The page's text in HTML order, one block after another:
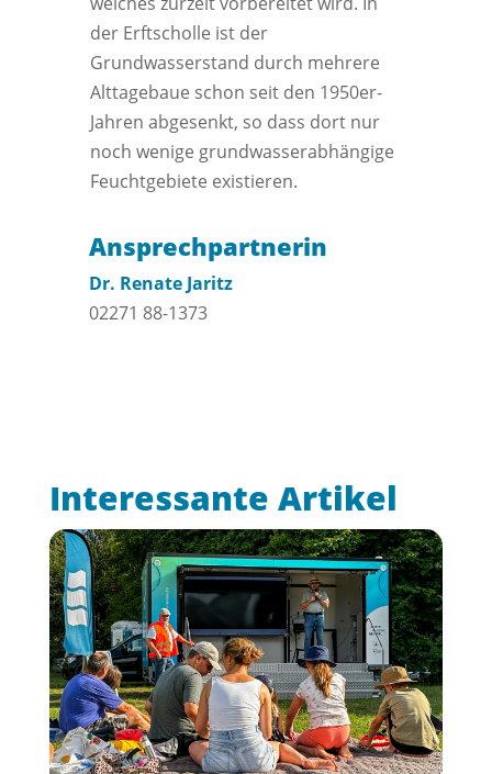
der Erftscholle ist der
Grundwasserstand durch mehrere
Alttagebaue schon seit den 1950er-
Jahren abgesenkt, so dass dort nur
noch wenige grundwasserabhängige
Feuchtgebiete existieren.
Ansprechpartnerin
Dr. Renate Jaritz
02271 88-1373
Interessante Artikel